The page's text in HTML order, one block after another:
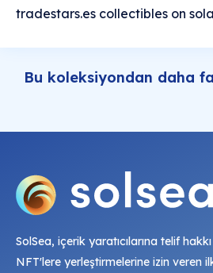
tradestars.es collectibles on
Bu koleksiyondan daha
SolSea, içerik yaratıcılarına telif hakkı
NFT'lere yerleştirmelerine izin veren